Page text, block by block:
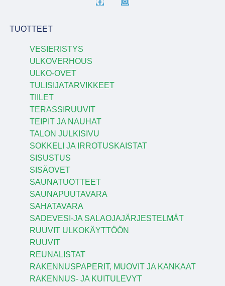
TUOTTEET
VESIERISTYS
ULKOVERHOUS
ULKO-OVET
TULISIJATARVIKKEET
TIILET
TERASSIRUUVIT
TEIPIT JA NAUHAT
TALON JULKISIVU
SOKKELI JA IRROTUSKAISTAT
SISUSTUS
SISÄOVET
SAUNATUOTTEET
SAUNAPUUTAVARA
SAHATAVARA
SADEVESI-JA SALAOJAJÄRJESTELMÄT
RUUVIT ULKOKÄYTTÖÖN
RUUVIT
REUNALISTAT
RAKENNUSPAPERIT, MUOVIT JA KANKAAT
RAKENNUS- JA KUITULEVYT